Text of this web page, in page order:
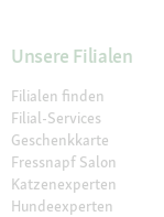
Unsere Filialen
Filialen finden
Filial-Services
Geschenkkarte
Fressnapf Salon
Katzenexperten
Hundeexperten